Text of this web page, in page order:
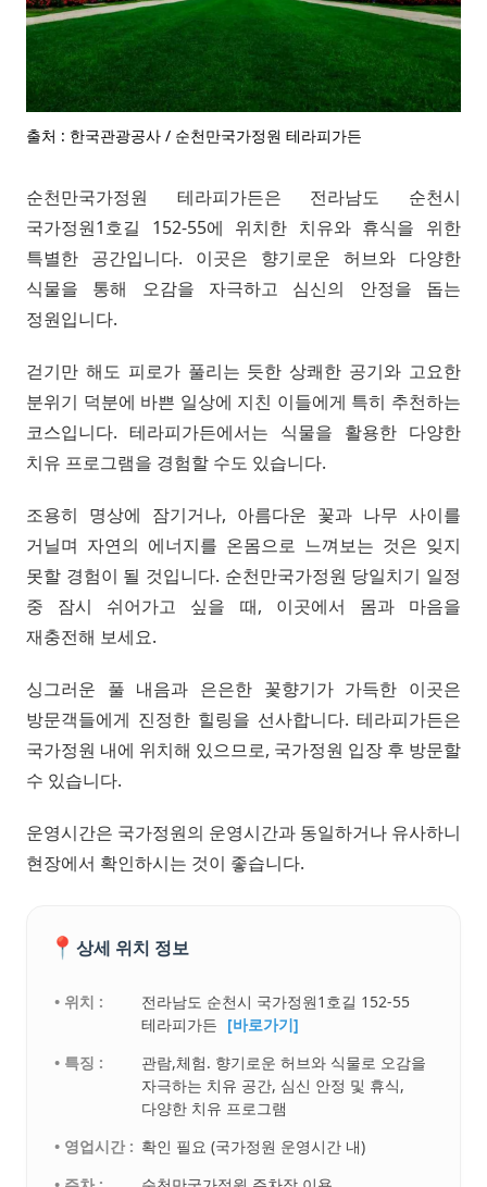
출처 : 한국관광공사 / 순천만국가정원 테라피가든
순천만국가정원 테라피가든은 전라남도 순천시
국가정원1호길 152-55에 위치한 치유와 휴식을 위한
특별한 공간입니다. 이곳은 향기로운 허브와 다양한
식물을 통해 오감을 자극하고 심신의 안정을 돕는
정원입니다.
걷기만 해도 피로가 풀리는 듯한 상쾌한 공기와 고요한
분위기 덕분에 바쁜 일상에 지친 이들에게 특히 추천하는
코스입니다. 테라피가든에서는 식물을 활용한 다양한
치유 프로그램을 경험할 수도 있습니다.
조용히 명상에 잠기거나, 아름다운 꽃과 나무 사이를
거닐며 자연의 에너지를 온몸으로 느껴보는 것은 잊지
못할 경험이 될 것입니다. 순천만국가정원 당일치기 일정
중 잠시 쉬어가고 싶을 때, 이곳에서 몸과 마음을
재충전해 보세요.
싱그러운 풀 내음과 은은한 꽃향기가 가득한 이곳은
방문객들에게 진정한 힐링을 선사합니다. 테라피가든은
국가정원 내에 위치해 있으므로, 국가정원 입장 후 방문할
수 있습니다.
운영시간은 국가정원의 운영시간과 동일하거나 유사하니
현장에서 확인하시는 것이 좋습니다.
📍 상세 위치 정보
• 위치 :
전라남도 순천시 국가정원1호길 152-55
테라피가든 [바로가기]
• 특징 :
관람,체험. 향기로운 허브와 식물로 오감을
자극하는 치유 공간, 심신 안정 및 휴식,
다양한 치유 프로그램
• 영업시간 : 확인 필요 (국가정원 운영시간 내)